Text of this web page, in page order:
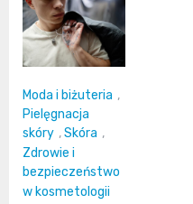
Moda i biżuteria ,
Pielęgnacja
skóry ,Skóra ,
Zdrowie i
bezpieczeństwo
w kosmetologii